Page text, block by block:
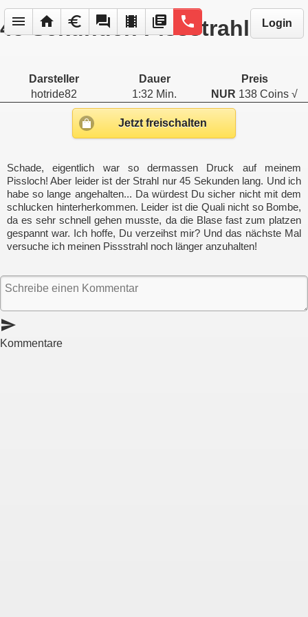
menu home euro forum local_movies library_books phone Login
45 Sekunden Pissstrahl
Darsteller Dauer
Preis
hotride82
1:32 Min. NUR 138 Coins √
Jetzt freischalten
Schade, eigentlich war so dermassen Druck auf meinem
Pissloch! Aber leider ist der Strahl nur 45 Sekunden lang. Und ich
habe so lange angehalten... Da würdest Du sicher nicht mit dem
schlucken hinterherkommen. Leider ist die Quali nicht so Bombe,
da es sehr schnell gehen musste, da die Blase fast zum platzen
gespannt war. Ich hoffe, Du verzeihst mir? Und das nächste Mal
versuche ich meinen Pissstrahl noch länger anzuhalten!
send
Kommentare